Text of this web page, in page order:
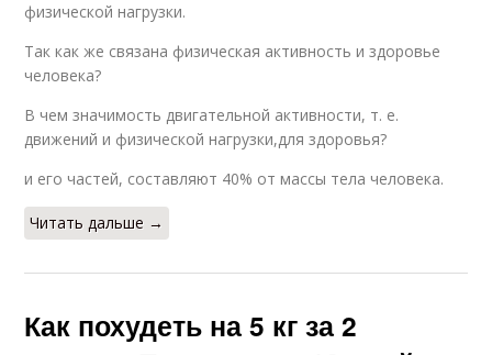
физической нагрузки.
Так как же связана физическая активность и здоровье
человека?
В чем значимость двигательной активности, т. е.
движений и физической нагрузки,для здоровья?
и его частей, составляют 40% от массы тела человека.
Читать дальше →
Как похудеть на 5 кг за 2